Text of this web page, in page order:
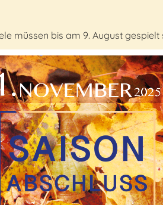
müssen bis am 9. August gespielt